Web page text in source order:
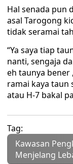
Hal senada pun
asal Tarogong
tidak seramai
“Ya saya tiap
nanti, sengaja
eh taunya bener
ramai kaya taun
atau H-7 bakal
Tag:
Kawasan
Menjelang